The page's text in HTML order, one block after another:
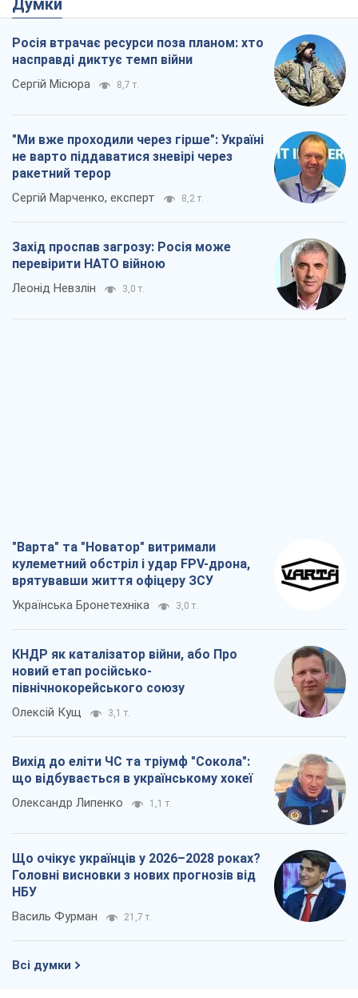
Думки
Росія втрачає ресурси поза планом: хто
насправді диктує темп війни
Сергій Місюра 8,7 т.
"Ми вже проходили через гірше": Україні
не варто піддаватися зневірі через
ракетний терор
Сергій Марченко, експерт 8,2 т.
Захід проспав загрозу: Росія може
перевірити НАТО війною
Леонід Невзлін 3,0 т.
"Варта" та "Новатор" витримали
кулеметний обстріл і удар FPV-дрона,
врятувавши життя офіцеру ЗСУ
Українська Бронетехніка 3,0 т.
КНДР як каталізатор війни, або Про
новий етап російсько-
північнокорейського союзу
Олексій Кущ 3,1 т.
Вихід до еліти ЧС та тріумф "Сокола":
що відбувається в українському хокеї
Олександр Липенко 1,1 т.
Що очікує українців у 2026–2028 роках?
Головні висновки з нових прогнозів від
НБУ
Василь Фурман 21,7 т.
Всі думки